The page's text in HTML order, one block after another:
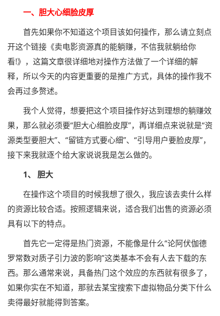
一、胆大心细脸皮厚
首先如果你不知道这个项目该如何操作，那么请立刻点
开这个链接《卖电影资源真的能躺赚，不信我就躺给你
看!》，这篇文章很详细地对操作方法做了一个详细的解
释，所以今天的内容更重要的是推广方式，具体的操作我不
会再过多赘述。
我个人觉得，想要把这个项目操作好达到理想的躺赚效
果，那么就必须要“胆大心细脸皮厚”，再详细点来说就是“资
源类型要胆大”、“留链方式要心细”、“引导用户要脸皮厚”，
接下来我就逐个给大家说说我是怎么做的。
1、 胆大
在操作这个项目的时候我想了很久，我应该去卖什么样
的资源比较合适。按照逻辑来说，适合我们出售的资源必须
具有以下的特点。
首先它一定得是热门资源，不能像是什么“论阿伏伽德
罗常数对质子引力波的影响”这类基本不会有人去下载的东
西。那么通常来说，具备热门这个效应的东西就有很多了，
如果你实在不知道，那就去某宝搜索下虚拟物品分类下什么
卖得最好就能得到答案。